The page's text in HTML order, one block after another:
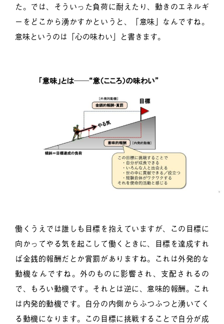
た。では、そういった負荷に耐えたり、動きのエネルギ
ーをどこから湧かすかというと、「意味」なんですね。
意味というのは「心の味わい」と書きます。
働くうえでは誰しも目標を抱えていますが、この目標に
向かってやる気を起こして働くときに、目標を達成すれ
ば金銭的報酬だとか賞罰がありますね。これは外発的な
動機なんですね。外のものに影響され、支配されるの
で、もろい動機です。それとは逆に、意味的報酬。これ
は内発的動機です。自分の内側からふつふつと湧いてく
る動機になります。この目標に挑戦することで自分が成